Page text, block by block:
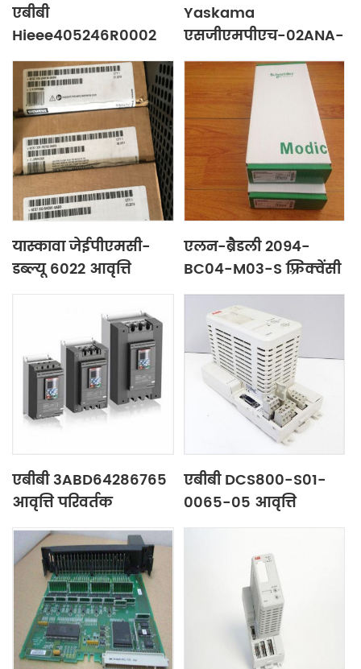
एबीबी
Hieee405246R0002
आवृत्ति कनवर्टर
Yaskama
एसजीएमपीएच-02ANA-
YR13 आवृत्ति कनवर्टर
यास्कावा जेईपीएमसी-
डब्ल्यू 6022 आवृत्ति
एलन-ब्रैडली 2094-
BC04-M03-S फ़्रिक्वेंसी
कनवर्टर
एबीबी 3ABD64286765
आवृत्ति परिवर्तक
एबीबी DCS800-S01-
0065-05 आवृत्ति
कनवर्टर